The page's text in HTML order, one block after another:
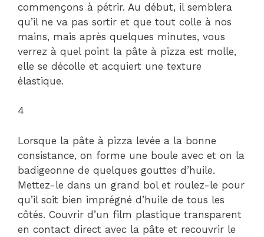
commençons à pétrir. Au début, il semblera
qu’il ne va pas sortir et que tout colle à nos
mains, mais après quelques minutes, vous
verrez à quel point la pâte à pizza est molle,
elle se décolle et acquiert une texture
élastique.
4
Lorsque la pâte à pizza levée a la bonne
consistance, on forme une boule avec et on la
badigeonne de quelques gouttes d’huile.
Mettez-le dans un grand bol et roulez-le pour
qu’il soit bien imprégné d’huile de tous les
côtés. Couvrir d’un film plastique transparent
en contact direct avec la pâte et recouvrir le